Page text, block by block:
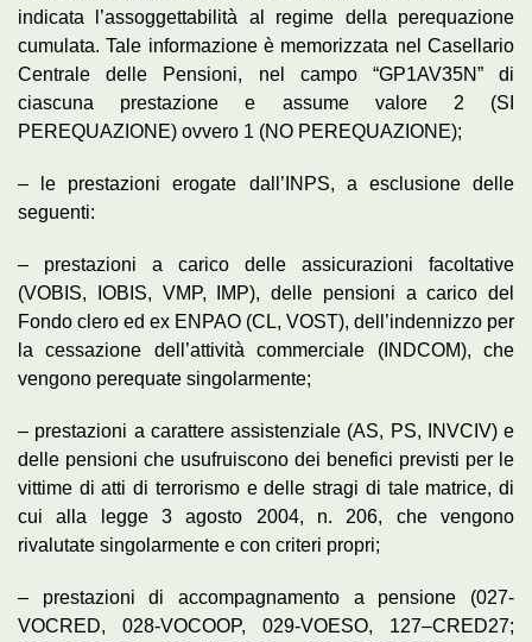
indicata l’assoggettabilità al regime della perequazione
cumulata. Tale informazione è memorizzata nel Casellario
Centrale delle Pensioni, nel campo “GP1AV35N” di
ciascuna prestazione e assume valore 2 (SI
PEREQUAZIONE) ovvero 1 (NO PEREQUAZIONE);
– le prestazioni erogate dall’INPS, a esclusione delle
seguenti:
– prestazioni a carico delle assicurazioni facoltative
(VOBIS, IOBIS, VMP, IMP), delle pensioni a carico del
Fondo clero ed ex ENPAO (CL, VOST), dell’indennizzo per
la cessazione dell’attività commerciale (INDCOM), che
vengono perequate singolarmente;
– prestazioni a carattere assistenziale (AS, PS, INVCIV) e
delle pensioni che usufruiscono dei benefici previsti per le
vittime di atti di terrorismo e delle stragi di tale matrice, di
cui alla legge 3 agosto 2004, n. 206, che vengono
rivalutate singolarmente e con criteri propri;
– prestazioni di accompagnamento a pensione (027-
VOCRED, 028-VOCOOP, 029-VOESO, 127–CRED27;